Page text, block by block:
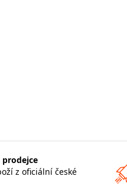
z oficiální české